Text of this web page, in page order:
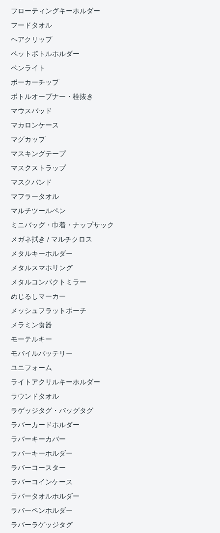
フローティングキーホルダー
フードタオル
ヘアクリップ
ペットボトルホルダー
ペンライト
ポーカーチップ
ボトルオープナー・栓抜き
マウスパッド
マカロンケース
マグカップ
マスキングテープ
マスクストラップ
マスクバンド
マフラータオル
マルチツールペン
ミニバッグ・巾着・ナップサック
メガネ拭き / マルチクロス
メタルキーホルダー
メタルスマホリング
メタルコンパクトミラー
めじるしマーカー
メッシュフラットポーチ
メラミン食器
モーテルキー
モバイルバッテリー
ユニフォーム
ライトアクリルキーホルダー
ラウンドタオル
ラゲッジタグ・バッグタグ
ラバーカードホルダー
ラバーキーカバー
ラバーキーホルダー
ラバーコースター
ラバーコインケース
ラバータオルホルダー
ラバーペンホルダー
ラバーラゲッジタグ